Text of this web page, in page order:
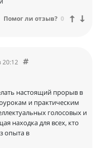
Помог ли отзыв? 0
20:12
настоящий прорыв в
и практическим
голосовых и
находка для всех, кто
опыта в